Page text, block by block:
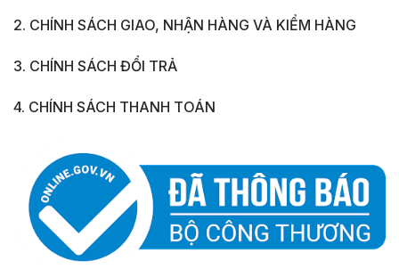
2. CHÍNH SÁCH GIAO, NHẬN HÀNG VÀ KIỂM HÀNG
3. CHÍNH SÁCH ĐỔI TRẢ
4. CHÍNH SÁCH THANH TOÁN